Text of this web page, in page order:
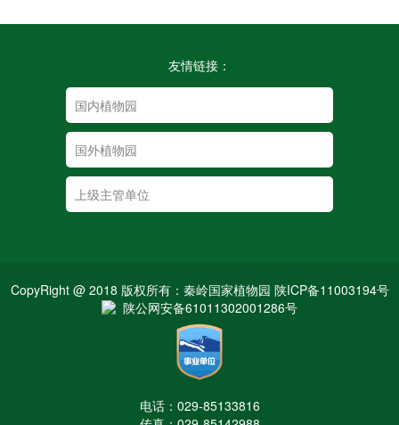
友情链接：
CopyRight @ 2018 版权所有：秦岭国家植物园 陕ICP备11003194号
陕公网安备61011302001286号
电话：029-85133816